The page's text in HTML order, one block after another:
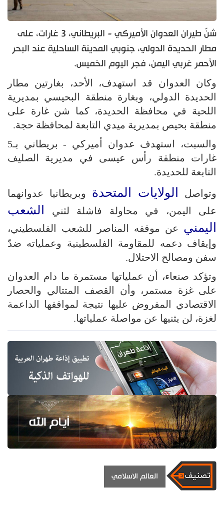
شنّ طيران العدوان الأميركي - البريطاني، 3 غارات، على
مطار الحديدة الدولي، جنوبي المدينة الساحلية عند البحر
الأحمر غربي اليمن، فجر اليوم الخميس.
وكان العدوان قد استهدف، الأحد، بغارتين مطار
الحديدة الدولي، وبغارة منطقة البحيسي بمديرية
اللحية في محافظة الحديدة، كما شن غارة على
منطقة بحيص بمديرية ميدي التابعة لمحافظة حجة.
والسبت، استهدف عدوان أميركي - بريطاني بـ5
غارات منطقة رأس عيسى في مديرية الصليف
التابعة للحديدة.
وتواصل
الولايات المتحدة وبريطانيا عدوانهما
على اليمن، في محاولة فاشلة لثني
الشعب
اليمني عن موقفه المناصر للشعب الفلسطيني،
وإيقاف دعمه للمقاومة الفلسطينية وعملياته ضدّ
سفن ومصالح الاحتلال.
وتؤكد صنعاء، أن عملياتها مستمرة ما دام العدوان
على غزة مستمر، وأن القصف المتتالي والحصار
الاقتصادي المفروض عليها نتيجة لمواقفها الداعمة
لغزة، لن يثنيها عن مواصلة عملياتها.
العالم الاسلامي